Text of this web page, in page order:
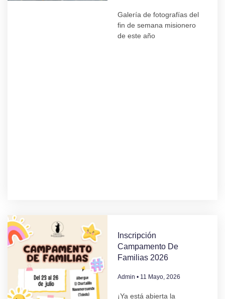
Galería de fotografías del
fin de semana misionero
de este año
Inscripción
Campamento De
Familias 2026
Admin 11 Mayo, 2026
¡Ya está abierta la